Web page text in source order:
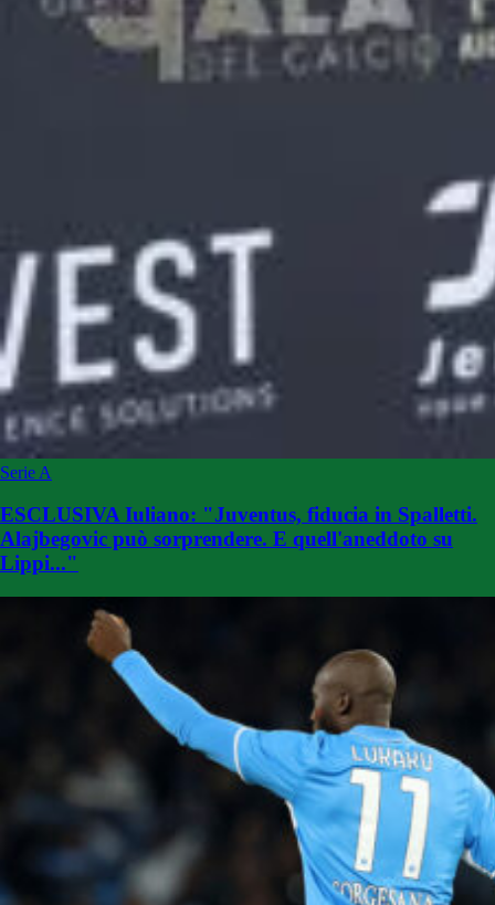
Serie A
ESCLUSIVA Iuliano: "Juventus, fiducia in Spalletti.
Alajbegovic può sorprendere. E quell'aneddoto su
Lippi..."